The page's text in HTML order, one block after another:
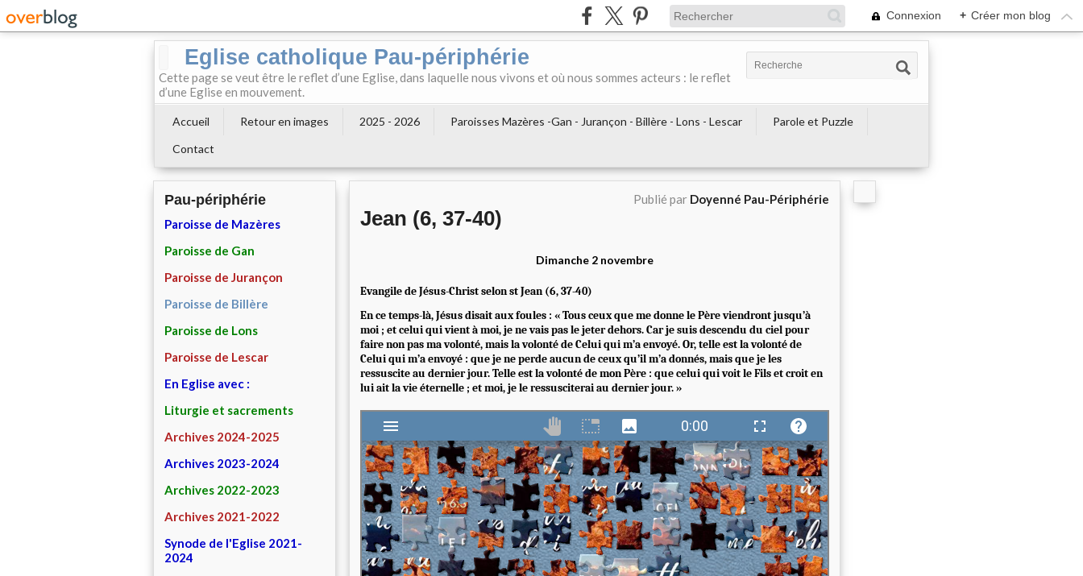
Connexion + Créer mon blog
Eglise catholique Pau-périphérie
Cette page se veut être le reflet d’une Eglise, dans laquelle nous vivons et où nous sommes acteurs : le reflet
d’une Eglise en mouvement.
Accueil Retour en images 2025 - 2026 Paroisses Mazères -Gan - Jurançon - Billère - Lons - Lescar
Parole et Puzzle
Contact
Pau-périphérie
Paroisse de Mazères
Paroisse de Gan
Paroisse de Jurançon
Paroisse de Billère
Paroisse de Lons
Paroisse de Lescar
En Eglise avec :
Liturgie et sacrements
Archives 2024-2025
Archives 2023-2024
Archives 2022-2023
Archives 2021-2022
Synode de l'Eglise 2021-
2024
Publié par Doyenné Pau-Périphérie
Jean (6, 37-40)
Dimanche 2 novembre
Evangile de Jésus-Christ selon st Jean (6, 37-40)
En ce temps-là, Jésus disait aux foules : « Tous ceux que me donne le Père viendront jusqu’à
moi ; et celui qui vient à moi, je ne vais pas le jeter dehors. Car je suis descendu du ciel pour
faire non pas ma volonté, mais la volonté de Celui qui m’a envoyé. Or, telle est la volonté de
Celui qui m’a envoyé : que je ne perde aucun de ceux qu’il m’a donnés, mais que je les
ressuscite au dernier jour. Telle est la volonté de mon Père : que celui qui voit le Fils et croit en
lui ait la vie éternelle ; et moi, je le ressusciterai au dernier jour. »